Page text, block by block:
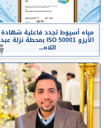
مياه أسيوط تجدد فاعلية شهادة
الأيزو ISO 50001 بمحطة نزلة عبد
اللاه...